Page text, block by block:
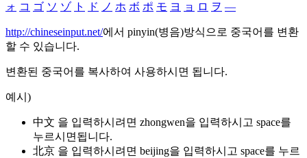
ォ コ ゴ ソ ゾ ト ド ノ ホ ボ ポ モ ヨ ョ ロ ヲ ―
http://chineseinput.net/에서 pinyin(병음)방식으로 중국어를 변환
할 수 있습니다.
변환된 중국어를 복사하여 사용하시면 됩니다.
예시)
中文 을 입력하시려면 zhongwen을 입력하시고 space를
누르시면됩니다.
北京 을 입력하시려면 beijing을 입력하시고 space를 누르